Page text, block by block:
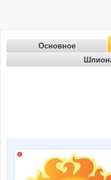
Основное